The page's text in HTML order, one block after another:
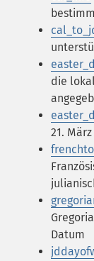
die
21.
Datum